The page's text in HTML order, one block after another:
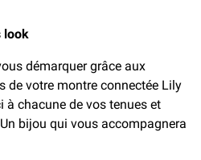
look
démarquer grâce aux
de votre montre connectée Lily
à chacune de vos tenues et
bijou qui vous accompagnera